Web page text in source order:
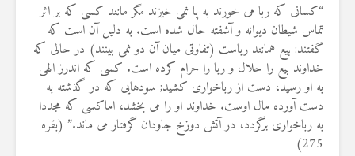
“کسانی که ربا می خورند به پا نمی خیزند مگر مانند کسی که بر اثر
تماس شیطان دیوانه و آشفته حال شده است. به دلیل آن است که
گفتند: بیع همانند رباست (تفاوتی میان آن دو نمی بینند) در حالی که
خداوند بیع را حلال و ربا را حرام کرده است. کسی که اندرز الهی
به او رسید، دست از رباخواری کشید; سودهایی که در گذشته به
دست آورده مال اوست. خداوند او را می بخشد، اماکسی که مجددا
به رباخواری برگردد، در آتش دوزخ جاودان گرفتار می ماند.” (بقره
275)